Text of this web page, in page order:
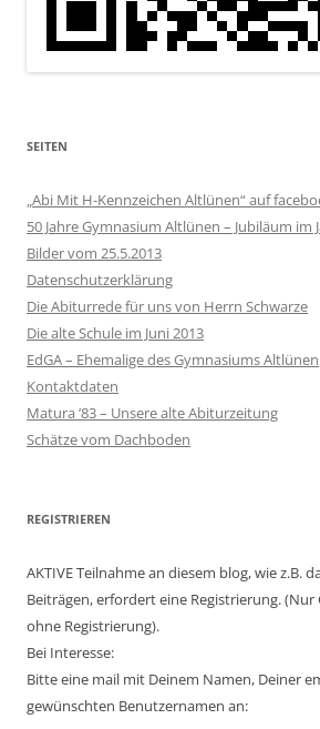
SEITEN
„Abi Mit H-Kennzeichen Altlünen“ auf
50 Jahre Gymnasium Altlünen – Jubiläum im
Bilder vom 25.5.2013
Datenschutzerklärung
Die Abiturrede für uns von Herrn Schwarze
Die alte Schule im Juni 2013
EdGA – Ehemalige des Gymnasiums Altlünen
Kontaktdaten
Matura ’83 – Unsere alte Abiturzeitung
Schätze vom Dachboden
REGISTRIEREN
AKTIVE Teilnahme an diesem blog, wie z.B.
Beiträgen, erfordert eine Registrierung. (Nur
ohne Registrierung).
Bei Interesse:
Bitte eine mail mit Deinem Namen, Deiner
gewünschten Benutzernamen an: